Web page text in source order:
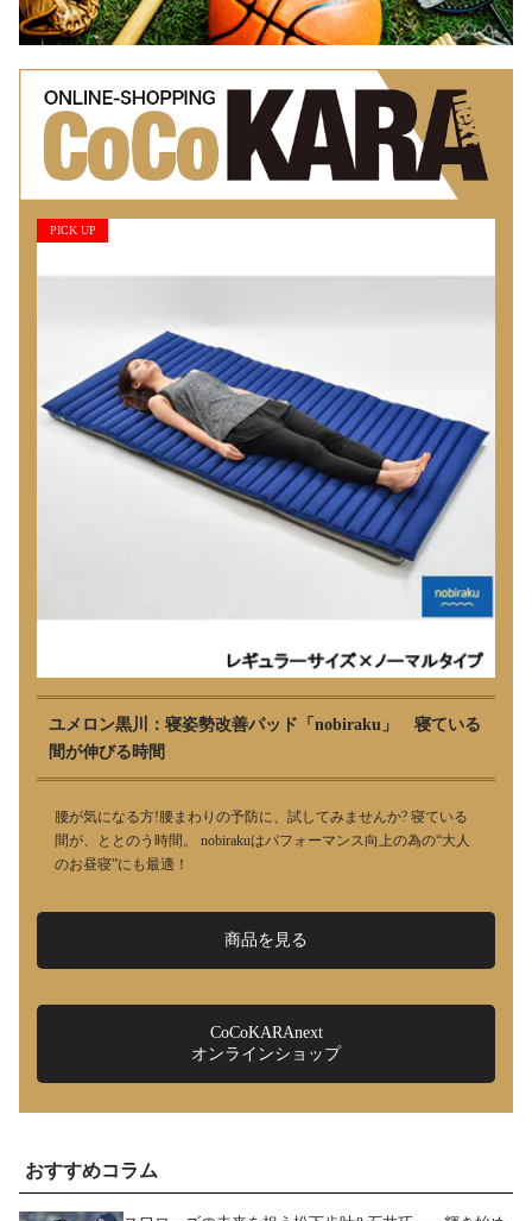
PICK UP
ユメロン黒川：寝姿勢改善パッド「nobiraku」 寝ている
間が伸びる時間
腰が気になる方!腰まわりの予防に、試してみませんか? 寝ている
間が、ととのう時間。 nobirakuはパフォーマンス向上の為の“大人
のお昼寝”にも最適！
商品を見る
CoCoKARAnext
オンラインショップ
おすすめコラム